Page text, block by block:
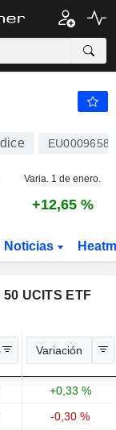
Varia. 1 de enero.
+12,65 %
Noticias
UCITS ETF
Variación
+0,33 %
-0,30 %